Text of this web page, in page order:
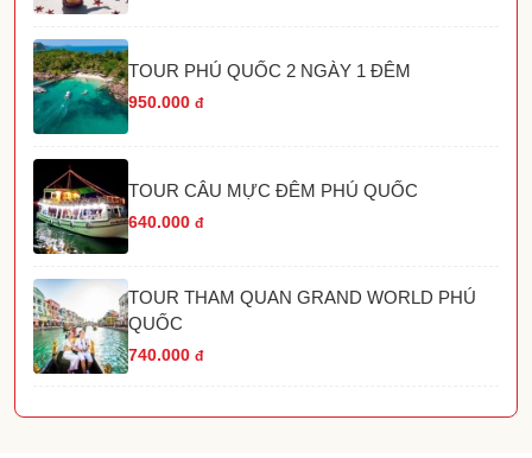
TOUR PHÚ QUỐC 2 NGÀY 1 ĐÊM
950.000 đ
TOUR CÂU MỰC ĐÊM PHÚ QUỐC
640.000 đ
TOUR THAM QUAN GRAND WORLD PHÚ
QUỐC
740.000 đ